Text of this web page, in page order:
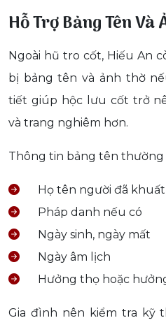
Hỗ Trợ Bảng Tên Và
Ngoài hũ tro cốt, Hiếu An
bị bảng tên và ảnh thờ
tiết giúp hộc lưu cốt trở
và trang nghiêm hơn.
Thông tin bảng tên thường
Họ tên người đã khuất
Pháp danh nếu có
Ngày sinh, ngày mất
Ngày âm lịch
Hưởng thọ hoặc
Gia đình nên kiểm tra kỹ